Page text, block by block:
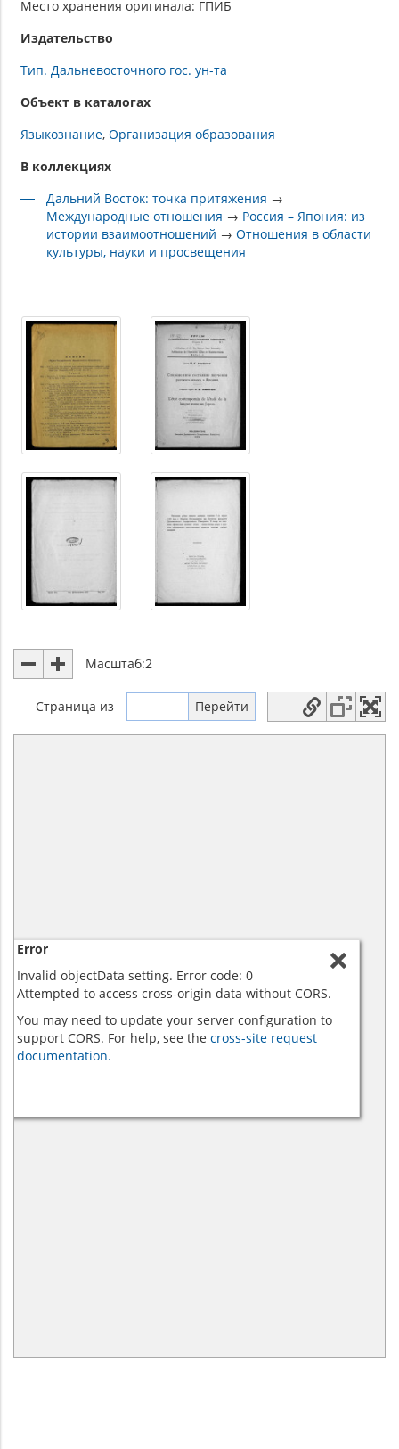
Место хранения оригинала: ГПИБ
Издательство
Тип. Дальневосточного гос. ун-та
Объект в каталогах
Языкознание Организация образования
В коллекциях
Дальний Восток: точка притяжения →
Международные отношения → Россия – Япония: из
истории взаимоотношений →Отношения в области
культуры, науки и просвещения
Масштаб:2
Страница из
Error
Invalid objectData setting. Error code: 0
Attempted to access cross-origin data without CORS.
You may need to update your server configuration to
support CORS. For help, see the cross-site request
documentation.